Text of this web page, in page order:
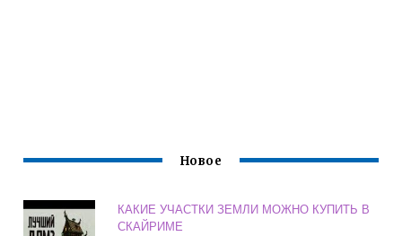
Новое
КАКИЕ УЧАСТКИ ЗЕМЛИ МОЖНО КУПИТЬ В
СКАЙРИМЕ